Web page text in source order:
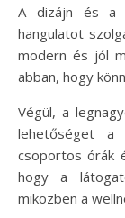
A dizájn és a
hangulatot
modern és jól
abban, hogy
Végül, a
lehetőséget a
csoportos órák
hogy a
miközben a